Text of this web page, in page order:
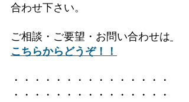
合わせ下さい。
ご相談・ご要望・お問い合わせは
こちらからどうぞ！！
・・・・・・・・・・・・・・・
・・・・・・・・・・・・・・・